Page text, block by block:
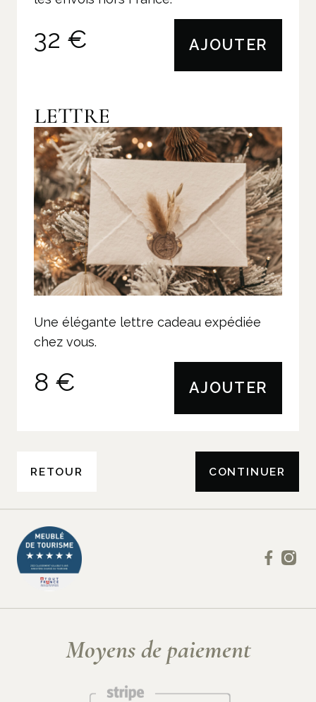
32 € AJOUTER
LETTRE
Une élégante lettre cadeau expédiée
chez vous.
8 € AJOUTER
Moyens de paiement